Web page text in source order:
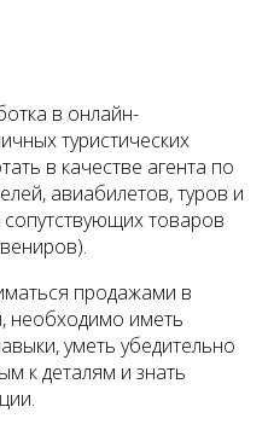
в онлайн-
туристических
в качестве агента по
авиабилетов, туров и
сопутствующих товаров
продажами в
необходимо иметь
уметь убедительно
к деталям и знать